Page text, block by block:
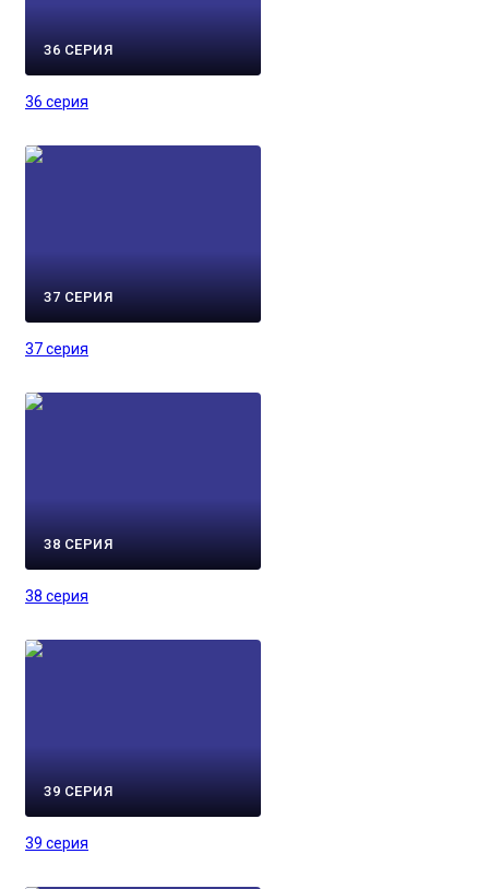
36 СЕРИЯ
36 серия
37 СЕРИЯ
37 серия
38 СЕРИЯ
38 серия
39 СЕРИЯ
39 серия